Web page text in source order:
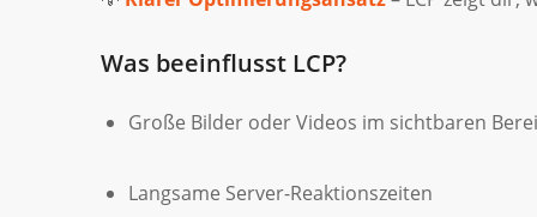
Was beeinflusst LCP?
Große Bilder oder Videos im sichtbaren
Langsame Server-Reaktionszeiten